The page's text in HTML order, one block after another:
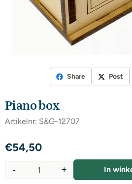
Share Post
Piano box
Artikelnr: S&G-12707
€54,50
+
- In